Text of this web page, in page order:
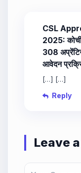
CSL
2025:
308
आवेदन
[…] […]
Reply
Leave